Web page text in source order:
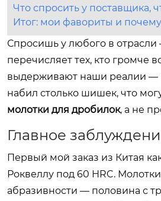
Что спросить у поставщика,
Итог: мои фавориты и почему
Спросишь у любого в отрасли
перечисляет тех, кто громче
выдерживают наши реалии —
набил столько шишек, что
молотки для дробилок, а не
Главное
Первый мой заказ из Китая
Роквеллу под 60 HRC.
абразивности — половина с